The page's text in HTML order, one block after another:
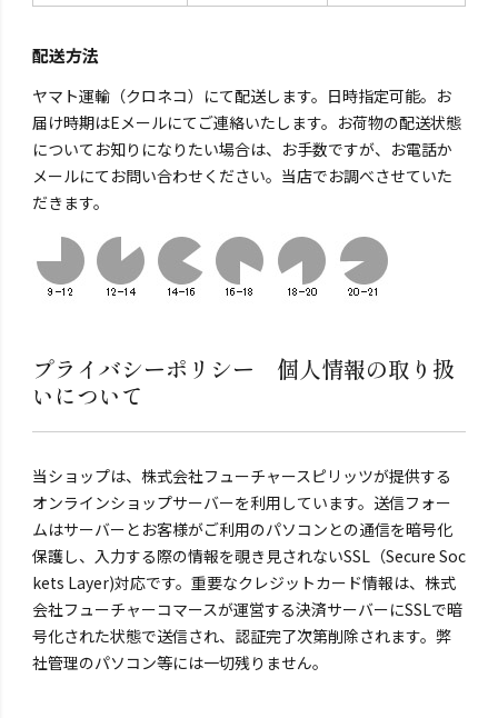
配送方法
ヤマト運輸（クロネコ）にて配送します。日時指定可能。お
届け時期はEメールにてご連絡いたします。お荷物の配送状態
についてお知りになりたい場合は、お手数ですが、お電話か
メールにてお問い合わせください。当店でお調べさせていた
だきます。
プライバシーポリシー 個人情報の取り扱
いについて
当ショップは、株式会社フューチャースピリッツが提供する
オンラインショップサーバーを利用しています。送信フォー
ムはサーバーとお客様がご利用のパソコンとの通信を暗号化
保護し、入力する際の情報を覗き見されないSSL（Secure Soc
kets Layer)対応です。重要なクレジットカード情報は、株式
会社フューチャーコマースが運営する決済サーバーにSSLで暗
号化された状態で送信され、認証完了次第削除されます。弊
社管理のパソコン等には一切残りません。